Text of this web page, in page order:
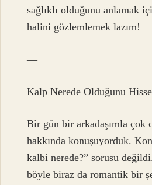
sağlıklı olduğunu anlamak
halini gözlemlemek lazım!
—
Kalp Nerede Olduğunu
Bir gün bir arkadaşımla çok
hakkında konuşuyorduk.
kalbi nerede?” sorusu
böyle biraz da romantik bir